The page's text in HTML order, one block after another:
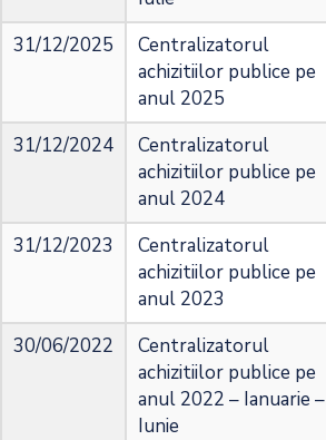
31/12/2025
Centralizatorul
achizitiilor publice pe
anul 2025
31/12/2024
Centralizatorul
achizitiilor publice pe
anul 2024
31/12/2023
Centralizatorul
achizitiilor publice pe
anul 2023
30/06/2022
Centralizatorul
achizitiilor publice pe
anul 2022 – Ianuarie –
Iunie